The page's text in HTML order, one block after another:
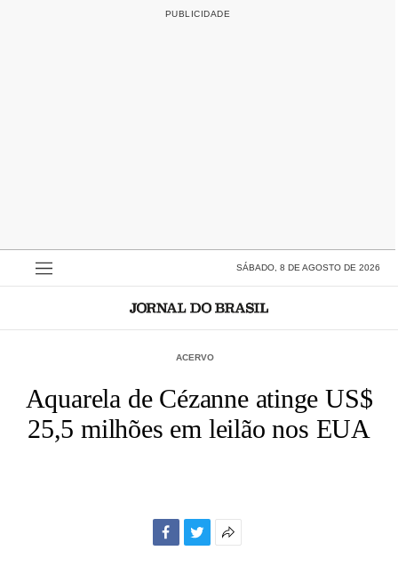
SÁBADO, 8 DE AGOSTO DE 2026
ACERVO
Aquarela de Cézanne atinge US$
25,5 milhões em leilão nos EUA